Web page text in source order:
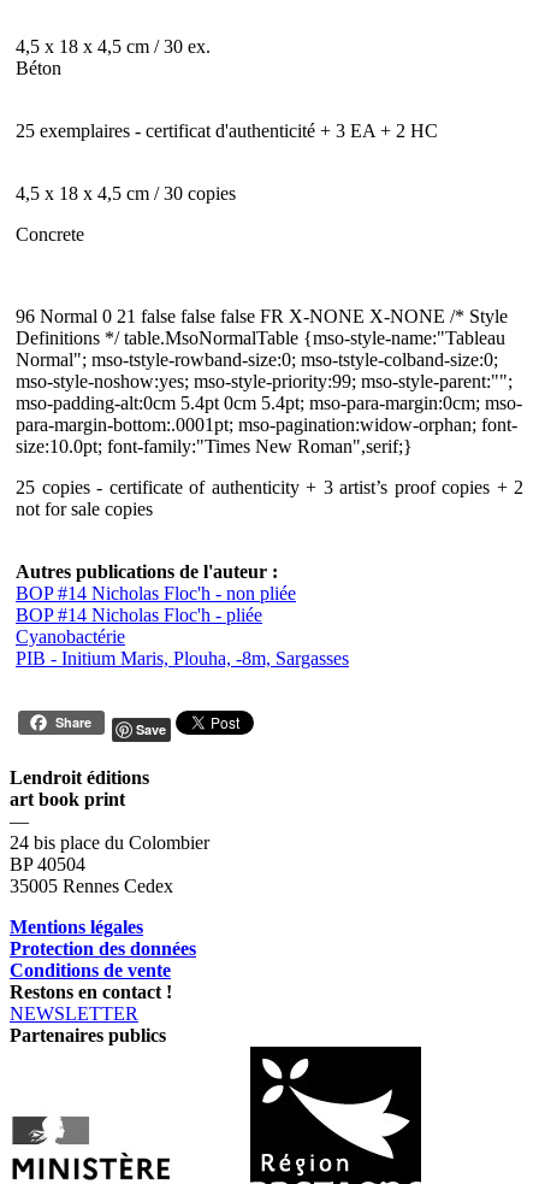
4,5 x 18 x 4,5 cm / 30 ex.
Béton
25 exemplaires - certificat d'authenticité + 3 EA + 2 HC
4,5 x 18 x 4,5 cm / 30 copies
Concrete
96 Normal 0 21 false false false FR X-NONE X-NONE /* Style
Definitions */ table.MsoNormalTable {mso-style-name:"Tableau
Normal"; mso-tstyle-rowband-size:0; mso-tstyle-colband-size:0;
mso-style-noshow:yes; mso-style-priority:99; mso-style-parent:"";
mso-padding-alt:0cm 5.4pt 0cm 5.4pt; mso-para-margin:0cm; mso-
para-margin-bottom:.0001pt; mso-pagination:widow-orphan; font-
size:10.0pt; font-family:"Times New Roman",serif;}
25 copies - certificate of authenticity + 3 artist’s proof copies + 2
not for sale copies
Autres publications de l'auteur :
BOP #14 Nicholas Floc'h - non pliée
BOP #14 Nicholas Floc'h - pliée
Cyanobactérie
PIB - Initium Maris, Plouha, -8m, Sargasses
Share Save
Lendroit éditions
art book print
—
24 bis place du Colombier
BP 40504
35005 Rennes Cedex
Mentions légales
Protection des données
Conditions de vente
Restons en contact !
NEWSLETTER
Partenaires publics